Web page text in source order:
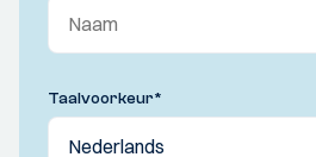
Taalvoorkeur*